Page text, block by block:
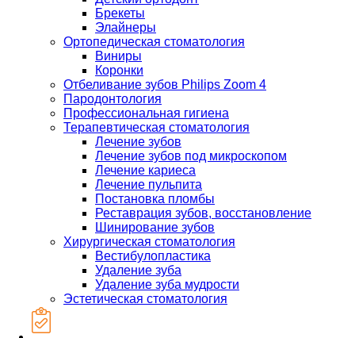
Брекеты
Элайнеры
Ортопедическая стоматология
Виниры
Коронки
Отбеливание зубов Philips Zoom 4
Пародонтология
Профессиональная гигиена
Терапевтическая стоматология
Лечение зубов
Лечение зубов под микроскопом
Лечение кариеса
Лечение пульпита
Постановка пломбы
Реставрация зубов, восстановление
Шинирование зубов
Хирургическая стоматология
Вестибулопластика
Удаление зуба
Удаление зуба мудрости
Эстетическая стоматология